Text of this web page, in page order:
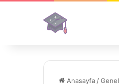
Anasayfa /Genel